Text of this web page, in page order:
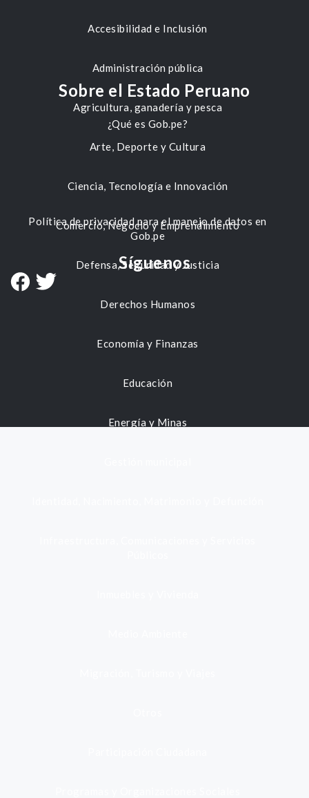
Accesibilidad e Inclusión
Administración pública
Agricultura, ganadería y pesca
Arte, Deporte y Cultura
Ciencia, Tecnología e Innovación
Comercio, Negocio y Emprendimiento
Defensa, Seguridad y Justicia
Derechos Humanos
Economía y Finanzas
Educación
Energía y Minas
Sobre el Estado Peruano
¿Qué es Gob.pe?
Política de privacidad para el manejo de datos en
Gob.pe
Síguenos